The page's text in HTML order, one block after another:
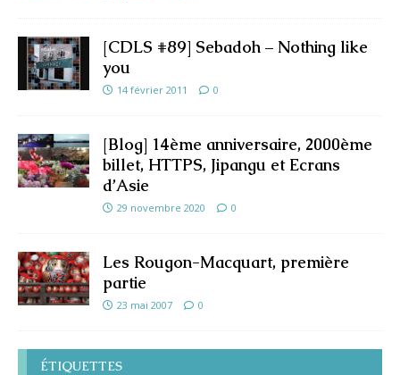
[CDLS #89] Sebadoh – Nothing like
you
14 février 2011 0
[Blog] 14ème anniversaire, 2000ème
billet, HTTPS, Jipangu et Ecrans
d’Asie
29 novembre 2020 0
Les Rougon-Macquart, première
partie
23 mai 2007 0
ÉTIQUETTES